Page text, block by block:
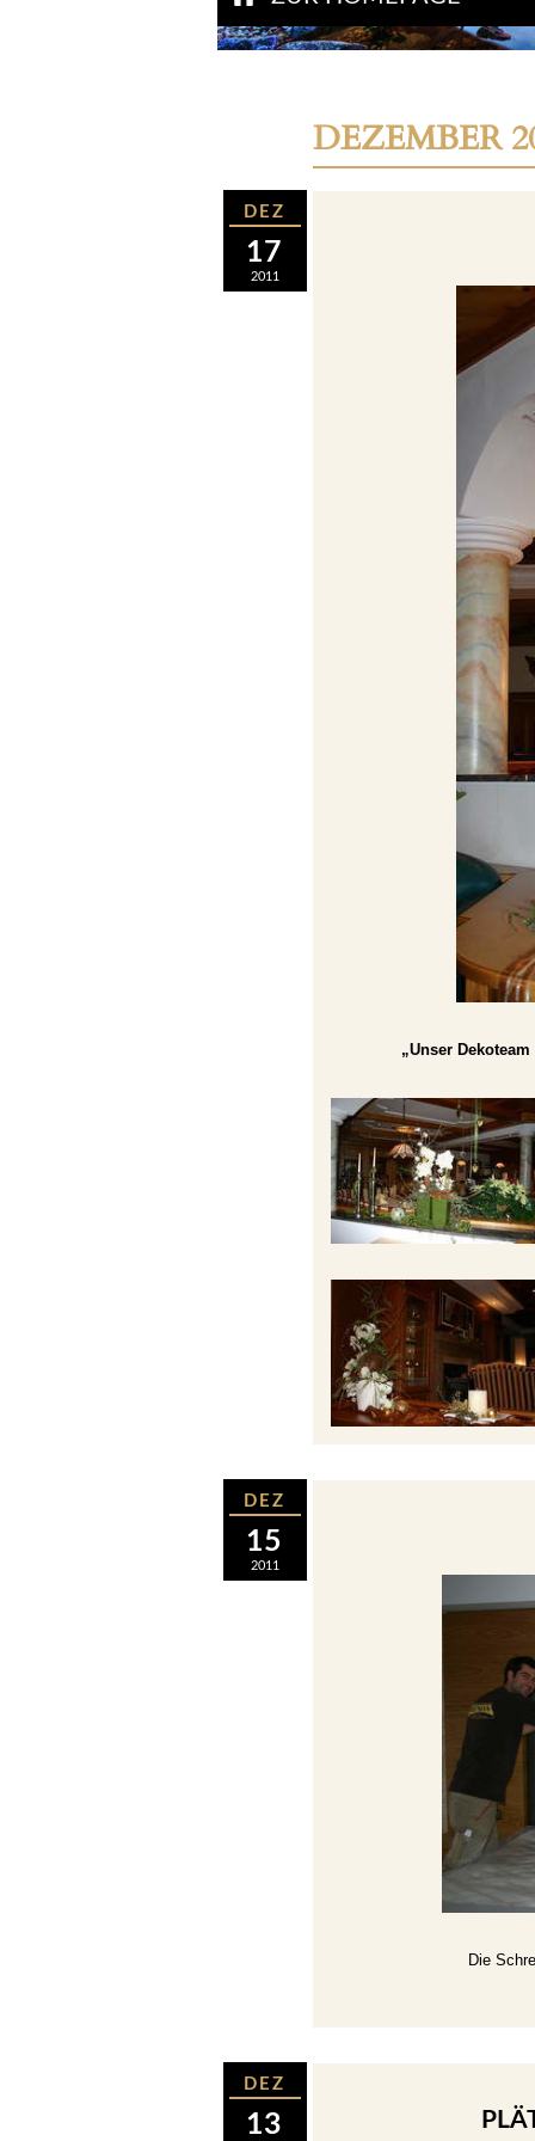
DEZEMBER
2011
17
DEZ
„Unser
2011
15
DEZ
Die
13
DEZ